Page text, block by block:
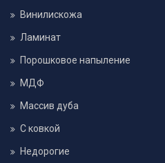
Винилискожа
Ламинат
Порошковое напыление
МДФ
Массив дуба
С ковкой
Недорогие